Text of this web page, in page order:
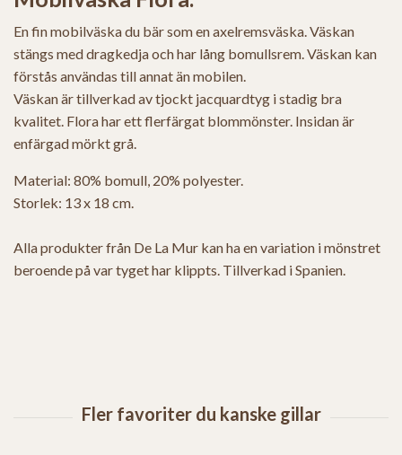
En fin mobilväska du bär som en axelremsväska. Väskan
stängs med dragkedja och har lång bomullsrem. Väskan kan
förstås användas till annat än mobilen.
Väskan är tillverkad av tjockt jacquardtyg i stadig bra
kvalitet. Flora har ett flerfärgat blommönster. Insidan är
enfärgad mörkt grå.
Material: 80% bomull, 20% polyester.
Storlek: 13 x 18 cm.
Alla produkter från De La Mur kan ha en variation i mönstret
beroende på var tyget har klippts. Tillverkad i Spanien.